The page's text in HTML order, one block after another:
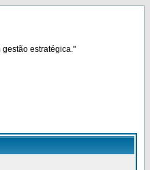
estratégica."